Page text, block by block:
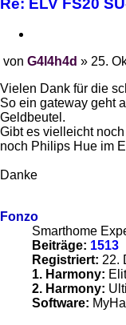
von G4l4h4d » 25.
Vielen Dank für die
So ein gateway geht
Geldbeutel.
Gibt es vielleicht
noch Philips Hue im
Danke
Fonzo
Smarthome
Beiträge: 1513
Registriert: 22.
1. Harmony:
2. Harmony:
Software: